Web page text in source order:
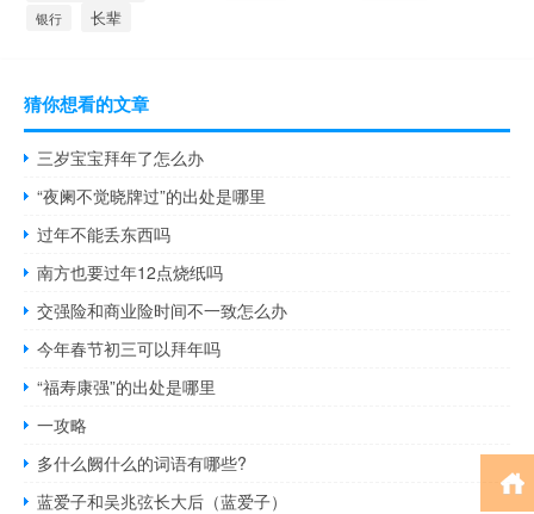
银行 长辈
猜你想看的文章
三岁宝宝拜年了怎么办
“夜阑不觉晓牌过”的出处是哪里
过年不能丢东西吗
南方也要过年12点烧纸吗
交强险和商业险时间不一致怎么办
今年春节初三可以拜年吗
“福寿康强”的出处是哪里
一攻略
多什么阙什么的词语有哪些?
蓝爱子和吴兆弦长大后（蓝爱子）